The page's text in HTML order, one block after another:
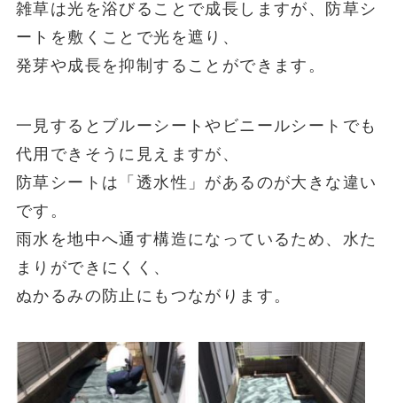
雑草は光を浴びることで成長しますが、防草シ
ートを敷くことで光を遮り、
発芽や成長を抑制することができます。
一見するとブルーシートやビニールシートでも
代用できそうに見えますが、
防草シートは「透水性」があるのが大きな違い
です。
雨水を地中へ通す構造になっているため、水た
まりができにくく、
ぬかるみの防止にもつながります。